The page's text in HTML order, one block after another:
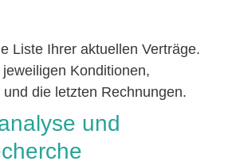
Liste Ihrer aktuellen Verträge.
Konditionen,
die letzten Rechnungen.
und